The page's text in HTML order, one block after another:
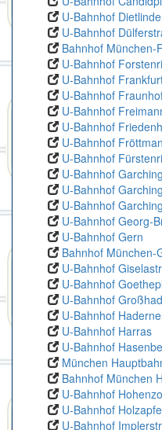
U-Bahnhof
U-Bahnhof
Bahnhof München-
U-Bahnhof
U-Bahnhof
U-Bahnhof
U-Bahnhof
U-Bahnhof
U-Bahnhof
U-Bahnhof
U-Bahnhof Garching
U-Bahnhof
U-Bahnhof
U-Bahnhof Georg-
U-Bahnhof Gern
Bahnhof München-
U-Bahnhof
U-Bahnhof
U-Bahnhof
U-Bahnhof
U-Bahnhof Harras
U-Bahnhof
München
Bahnhof München
U-Bahnhof
U-Bahnhof
U-Bahnhof